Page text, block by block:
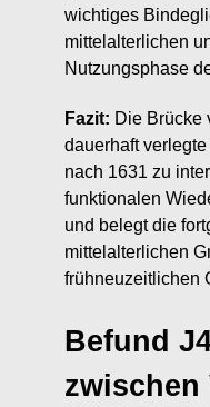
wichtiges
mittelalterlichen
Nutzungsphase
Fazit: Die Brücke
dauerhaft
nach 1631 zu
funktionalen
und belegt die
mittelalterlichen
frühneuzeitlichen
Befund
zwischen